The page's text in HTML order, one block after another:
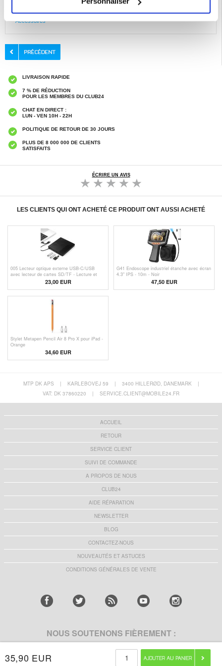
Accessoires tablette,Coque & Accessoires iPad,iPad Air 11 (2025) Coque &
Accessoires
LIVRAISON RAPIDE
7 % DE RÉDUCTION
POUR LES MEMBRES DU CLUB24
CHAT EN DIRECT :
LUN - VEN 10H - 22H
POLITIQUE DE RETOUR DE 30 JOURS
PLUS DE 8 000 000 DE CLIENTS
SATISFAITS
ÉCRIRE UN AVIS
LES CLIENTS QUI ONT ACHETÉ CE PRODUIT ONT AUSSI ACHETÉ
005 Lecteur optique externe USB-C/USB
avec lecteur de cartes SD/TF - Lecture et
gravure de CD/DVD23,00EUR
G41 Endoscope industriel étanche avec écran
4.3" IPS - 10m - Noir
47,50 EUR
Stylet Metapen Pencil Air 8 Pro X pour iPad -
Orange
34,60 EUR
35,90 EUR
MTP DK APS | KARLEBOVEJ 59 | 3400 HILLERØD, DANEMARK
|
VAT: DK 37860220
| SERVICE.CLIENT@MOBILE24.FR
ACCUEIL
RETOUR
SERVICE CLIENT
SUIVI DE COMMANDE
A PROPOS DE NOUS
CLUB24
AIDE RÉPARATION
NEWSLETTER
BLOG
CONTACTEZ-NOUS
NOUVEAUTÉS ET ASTUCES
CONDITIONS GÉNÉRALES DE VENTE
NOUS SOUTENONS FIÈREMENT :